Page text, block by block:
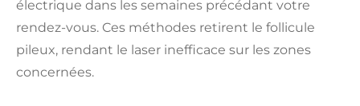
électrique dans les semaines précédant votre
rendez-vous. Ces méthodes retirent le follicule
pileux, rendant le laser inefficace sur les zones
concernées.